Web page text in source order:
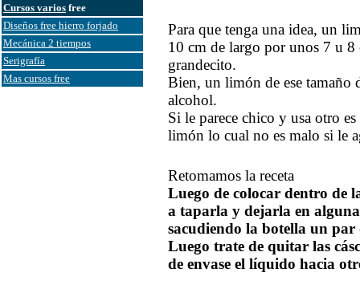
Cursos varios free
Diseños free hierro forjado
Mecánica 2 tiempos
Serigrafía
Mas cursos free
Para que tenga una idea, un
10 cm de largo por unos 7 u 8
grandecito.
Bien, un limón de ese tamaño
alcohol.
Si le parece chico y usa otro
limón lo cual no es malo si le
Retomamos la receta
Luego de colocar dentro de
a taparla y dejarla en
sacudiendo la botella un par
Luego trate de quitar las
de envase el líquido hacia